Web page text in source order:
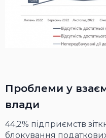
Проблеми у
влади
44,2% підприємств
блокування